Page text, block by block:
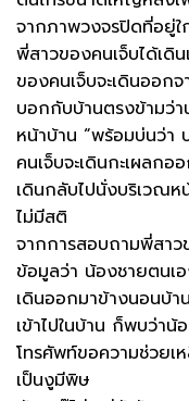
จากภาพวงจรปิดที่อยู่ใ
พี่สาวของคนเจ็บได้เดิ
ของคนเจ็บจะเดินออก
บอกกับบ้านตรงข้ามว่
หน้าบ้าน “พร้อมบ่นว่า
คนเจ็บจะเดินกะเผลก
เดินกลับไปนั่งบริเวณห
ไม่มีสติ
จากการสอบถามพี่สาว
ข้อมูลว่า น้องชายตนเ
เดินออกมาข้างนอนบ้า
เข้าไปในบ้าน ก็พบว่า
โทรศัพท์ขอความช่วยเ
เป็นงูมีพิษ